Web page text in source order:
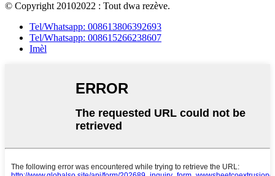
© Copyright 20102022 : Tout dwa rezève.
Tel/Whatsapp: 008613806392693
Tel/Whatsapp: 008615266238607
Imèl